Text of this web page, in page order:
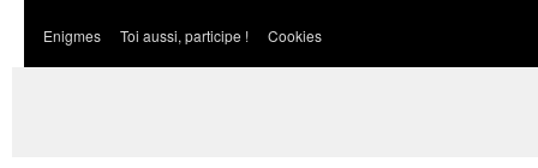
Enigmes Toi aussi, participe ! Cookies